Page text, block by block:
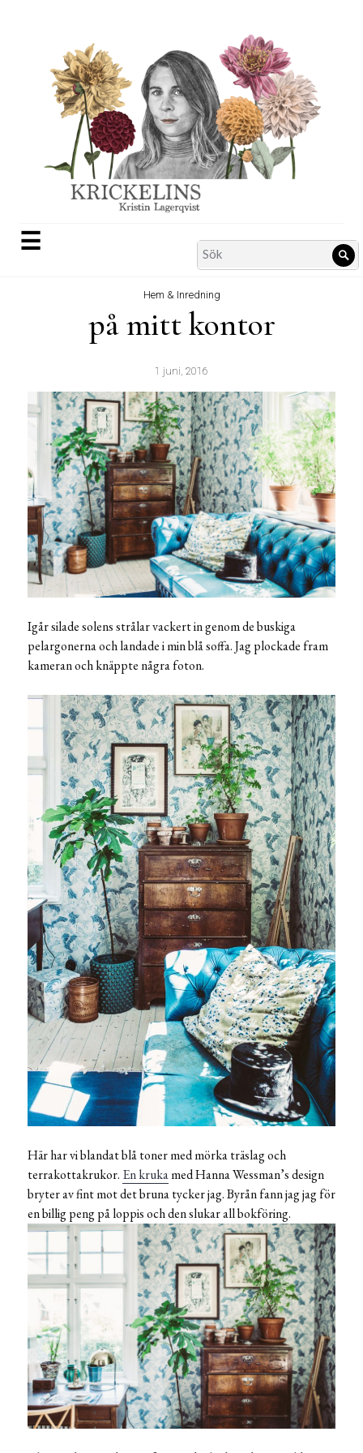
☰
Search
for:
Hem & Inredning
på mitt kontor
1 juni, 2016
Igår silade solens strålar vackert in genom de buskiga
pelargonerna och landade i min blå soffa. Jag plockade fram
kameran och knäppte några foton.
Här har vi blandat blå toner med mörka träslag och
terrakottakrukor. En krukamed Hanna Wessman’s design
bryter av fint mot det bruna tycker jag. Byrån fann jag jag för
en billig peng på loppis och den slukar all bokföring.